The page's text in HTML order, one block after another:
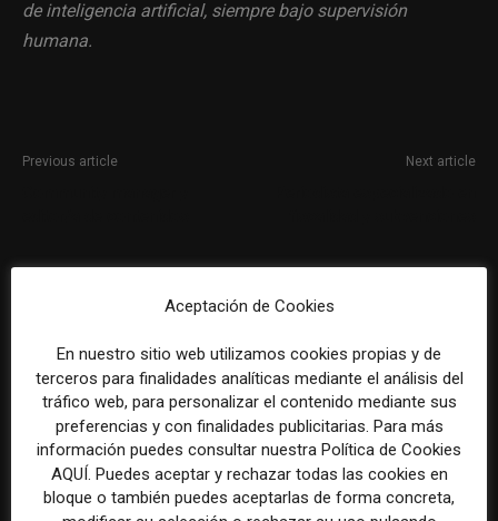
de inteligencia artificial, siempre bajo supervisión
humana.
Previous article Next article
REDACCIÓN
Aceptación de Cookies
En nuestro sitio web utilizamos cookies propias y de
terceros para finalidades analíticas mediante el análisis del
tráfico web, para personalizar el contenido mediante sus
preferencias y con finalidades publicitarias. Para más
información puedes consultar nuestra Política de Cookies
AQUÍ. Puedes aceptar y rechazar todas las cookies en
bloque o también puedes aceptarlas de forma concreta,